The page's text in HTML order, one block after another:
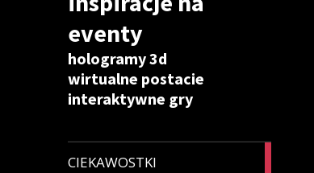
eventy
hologramy 3d
wirtualne postacie
interaktywne gry
CIEKAWOSTKI